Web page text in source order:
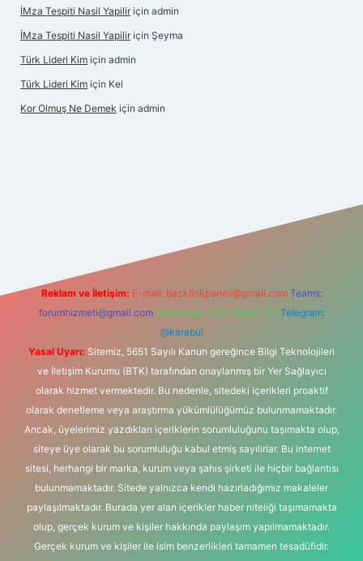
İMza Tespiti Nasil Yapilir için admin
İMza Tespiti Nasil Yapilir için Şeyma
Türk Lideri Kim için admin
Türk Lideri Kim için Kel
Kor Olmuş Ne Demek için admin
Reklam ve İletişim: E-mail: backlinkpaneli@gmail.com Teams:
forumhizmeti@gmail.com Whatsapp: 0262 606 0 726 Telegram:
@karabul
Yasal Uyarı: Sitemiz, 5651 Sayılı Kanun gereğince Bilgi Teknolojileri
ve İletişim Kurumu (BTK) tarafından onaylanmış bir Yer Sağlayıcı
olarak hizmet vermektedir. Bu nedenle, sitedeki içerikleri proaktif
olarak denetleme veya araştırma yükümlülüğümüz bulunmamaktadır.
Ancak, üyelerimiz yazdıkları içeriklerin sorumluluğunu taşımakta olup,
siteye üye olarak bu sorumluluğu kabul etmiş sayılırlar. Bu internet
sitesi, herhangi bir marka, kurum veya şahıs şirketi ile hiçbir bağlantısı
bulunmamaktadır. Sitede yalnızca kendi hazırladığımız makaleler
paylaşılmaktadır. Burada yer alan içerikler haber niteliği taşımamakta
olup, gerçek kurum ve kişiler hakkında paylaşım yapılmamaktadır.
Gerçek kurum ve kişiler ile isim benzerlikleri tamamen tesadüfidir.